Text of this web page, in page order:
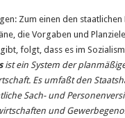
Zum einen den
die Vorgaben und
folgt, dass es im
ist ein System der
Es umfaßt den
Sach- und
und